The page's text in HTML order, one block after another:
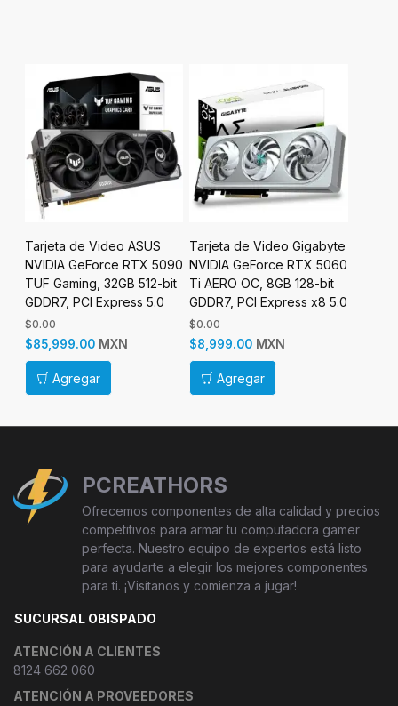
Tarjeta de Video ASUS
NVIDIA GeForce RTX 5090
TUF Gaming, 32GB 512-bit
GDDR7, PCI Express 5.0
$0.00
$85,999.00 MXN
Agregar
Tarjeta de Video Gigabyte
NVIDIA GeForce RTX 5060
Ti AERO OC, 8GB 128-bit
GDDR7, PCI Express x8 5.0
$0.00
$8,999.00 MXN
Agregar
PCREATHORS
Ofrecemos componentes de alta calidad y precios
competitivos para armar tu computadora gamer
perfecta. Nuestro equipo de expertos está listo
para ayudarte a elegir los mejores componentes
para ti. ¡Visítanos y comienza a jugar!
SUCURSAL OBISPADO
ATENCIÓN A CLIENTES
8124 662 060
ATENCIÓN A PROVEEDORES